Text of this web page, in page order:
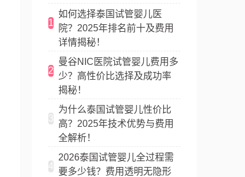
1
如何选择泰国试管婴儿医
院？2025年排名前十及费用
详情揭秘！
2
曼谷NIC医院试管婴儿费用多
少？高性价比选择及成功率
揭秘！
3
为什么泰国试管婴儿性价比
高？2025年技术优势与费用
全解析！
4
2026泰国试管婴儿全过程需
要多少钱？费用透明无隐形